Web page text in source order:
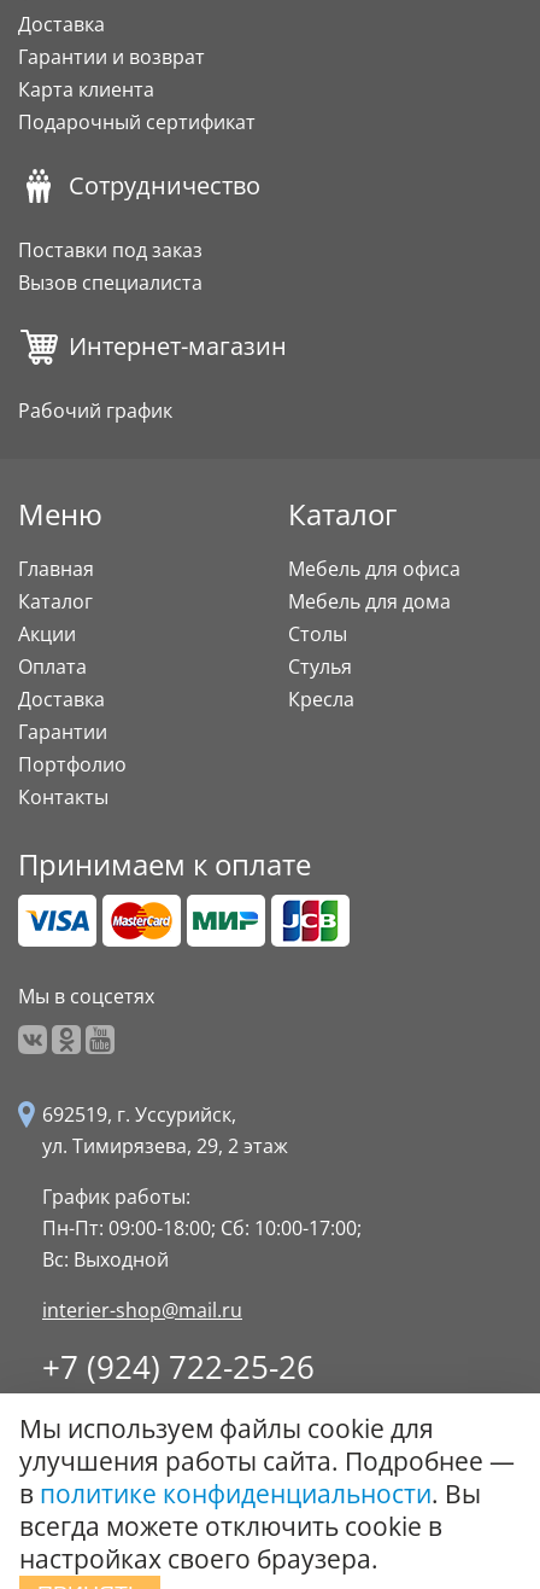
Доставка
Гарантии и возврат
Карта клиента
Подарочный сертификат
Сотрудничество
Поставки под заказ
Вызов специалиста
Интернет-магазин
Рабочий график
Меню
Главная
Каталог
Акции
Оплата
Доставка
Гарантии
Портфолио
Контакты
Каталог
Мебель для офиса
Мебель для дома
Столы
Стулья
Кресла
Принимаем к оплате
Мы в соцсетях
692519, г. Уссурийск,
ул. Тимирязева, 29, 2 этаж
График работы:
Пн-Пт: 09:00-18:00; Сб: 10:00-17:00;
Вс: Выходной
interier-shop@mail.ru
+7 (924) 722-25-26
8 (4234) 32-17-89
Заказать обратный звонок
© ООО "Стиль-Интерьер" 1996 - 2026. Все права
защищены.
Политика обработки персональных данных
Мы используем файлы cookie для
улучшения работы сайта. Подробнее —
в политике конфиденциальности. Вы
всегда можете отключить cookie в
настройках своего браузера.